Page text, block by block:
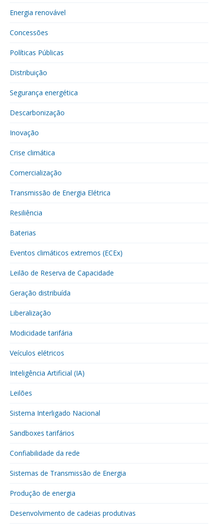
Energia renovável
Concessões
Políticas Públicas
Distribuição
Segurança energética
Descarbonização
Inovação
Crise climática
Comercialização
Transmissão de Energia Elétrica
Resiliência
Baterias
Eventos climáticos extremos (ECEx)
Leilão de Reserva de Capacidade
Geração distribuída
Liberalização
Modicidade tarifária
Veículos elétricos
Inteligência Artificial (IA)
Leilões
Sistema Interligado Nacional
Sandboxes tarifários
Confiabilidade da rede
Sistemas de Transmissão de Energia
Produção de energia
Desenvolvimento de cadeias produtivas